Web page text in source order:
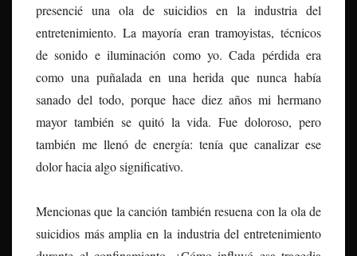
presencié una ola de suicidios en la industria del
entretenimiento. La mayoría eran tramoyistas, técnicos
de sonido e iluminación como yo. Cada pérdida era
como una puñalada en una herida que nunca había
sanado del todo, porque hace diez años mi hermano
mayor también se quitó la vida. Fue doloroso, pero
también me llenó de energía: tenía que canalizar ese
dolor hacia algo significativo.
Mencionas que la canción también resuena con la ola de
suicidios más amplia en la industria del entretenimiento